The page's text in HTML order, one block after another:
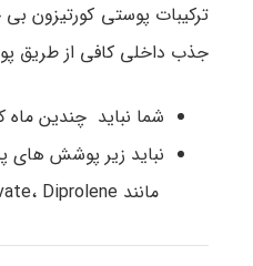
ترکیبات پوستی کورتیزون
جذب داخلی کافی از طریق
شما نباید چندین ماه
نباید زیر پوشش های
مانند Ultravate، Diprolene و Temovate لازم است.